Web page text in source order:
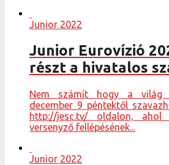
Junior 2022
Junior Eurovízió
részt a hivatalos
Nem számít hogy a világ
december 9 péntektől
http://jesc.tv/ oldalon, ahol
versenyző fellépésének...
Junior 2022